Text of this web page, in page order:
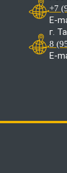
+7
E-
г.
8
E-